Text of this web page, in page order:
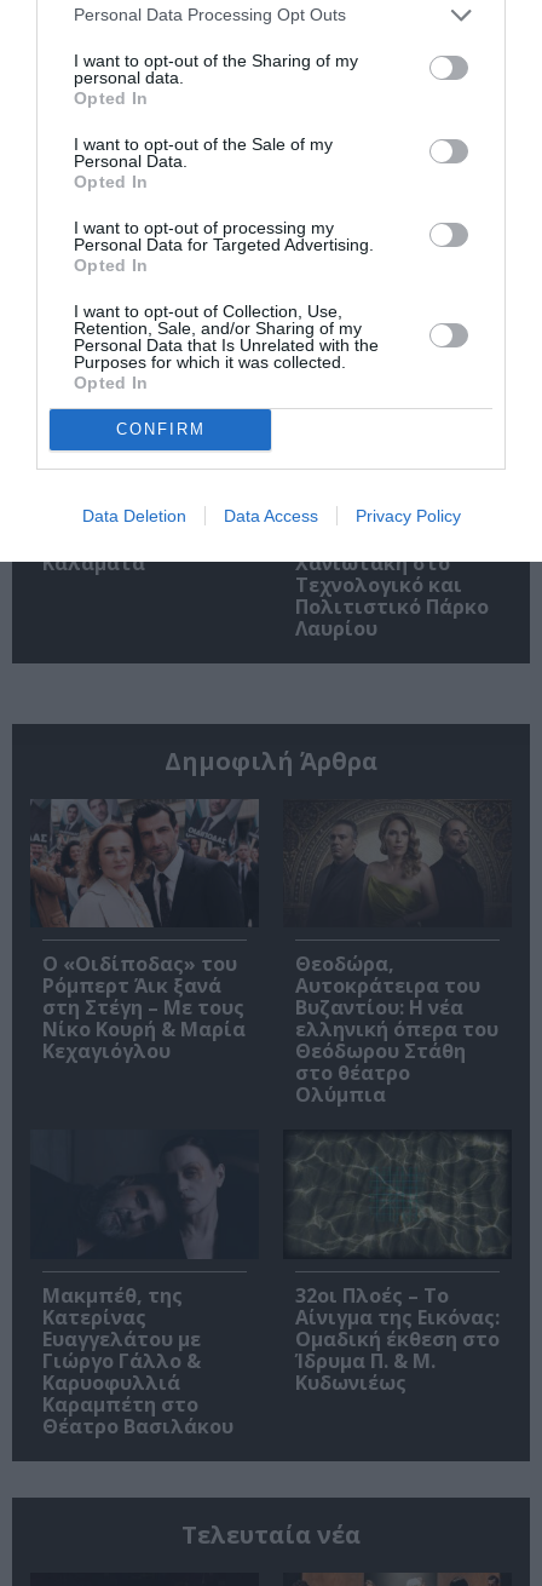
Personal Data Processing Opt Outs
I want to opt-out of the Sharing of my
personal data.
Opted In
I want to opt-out of the Sale of my
Personal Data.
Opted In
I want to opt-out of processing my
Personal Data for Targeted Advertising.
Opted In
I want to opt-out of Collection, Use,
Retention, Sale, and/or Sharing of my
Personal Data that Is Unrelated with the
Purposes for which it was collected.
Opted In
CONFIRM
Data Deletion Data Access Privacy Policy
Άλκηστις, του
Ευριπίδη σε
Δημήτρη Καραντζά
στα Αισχύλεια 2026
«DEADLIFT. Άρση
Δημητριάδου στο
Θέατρο Εμπορικόν
Ο Υπηρέτης δύο
Αφεντάδων, του
σκηνοθεσία Γιάννη
Καλαμάτα
Αρχάγγελος της
σκηνοθεσία
Χανιωτάκη στο
Τεχνολογικό και
Πολιτιστικό Πάρκο
Λαυρίου
Δημοφιλή Άρθρα
O «Οιδίποδας» του
Ρόμπερτ Άικ ξανά
στη Στέγη – Με τους
Νίκο Κουρή & Μαρία
Κεχαγιόγλου
Θεοδώρα,
Αυτοκράτειρα του
Βυζαντίου: Η νέα
ελληνική όπερα του
Θεόδωρου Στάθη
στο θέατρο
Ολύμπια
Μακμπέθ, της
Κατερίνας
Ευαγγελάτου με
Γιώργο Γάλλο &
Καρυοφυλλιά
Καραμπέτη στο
Θέατρο Βασιλάκου
32οι Πλοές – Το
Αίνιγμα της Εικόνας:
Ομαδική έκθεση στο
Ίδρυμα Π. & Μ.
Κυδωνιέως
Τελευταία νέα